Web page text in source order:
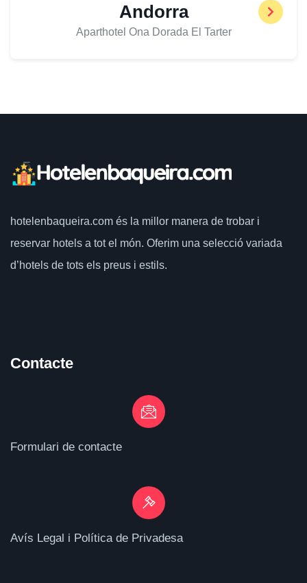
Andorra
Aparthotel Ona Dorada El Tarter
hotelenbaqueira.com és la millor manera de trobar i
reservar hotels a tot el món. Oferim una selecció variada
d’hotels de tots els preus i estils.
Contacte
Formulari de contacte
Avís Legal i Política de Privadesa